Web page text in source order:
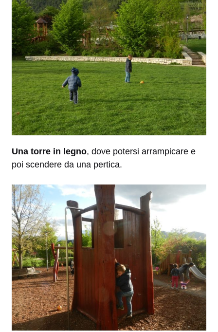
Una torre in legno, dove potersi arrampicare e
poi scendere da una pertica.